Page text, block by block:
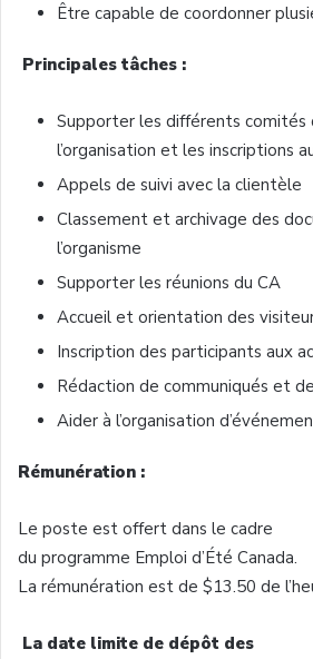
Être capable de coordonner
Principales tâches :
Supporter les différents comités
l’organisation et les inscriptions
Appels de suivi avec la clientèle
Classement et archivage des
l’organisme
Supporter les réunions du CA
Accueil et orientation des
Inscription des participants aux
Rédaction de communiqués et
Aider à l’organisation
Rémunération :
Le poste est offert dans le cadre
du programme Emploi d’Été Canada.
La rémunération est de $13.50 de
La date limite de dépôt des